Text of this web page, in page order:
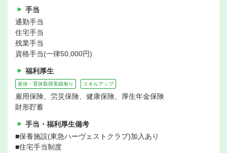
手当
通勤手当
住宅手当
残業手当
資格手当(一律50,000円)
福利厚生
産休・育休取得実績有り スキルアップ
雇用保険、労災保険、健康保険、厚生年金保険
財形貯蓄
手当・福利厚生備考
■保養施設(東急ハーヴェストクラブ)加入あり
■住宅手当制度